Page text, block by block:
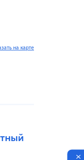
на карте
×